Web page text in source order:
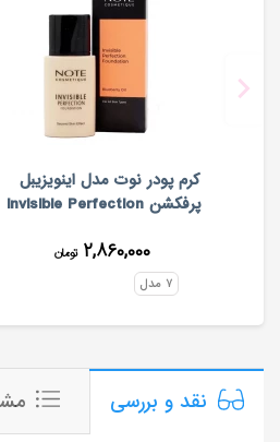
کرم پودر نوت مدل اینویزیبل
پرفکشن Invisible Perfection
۲,۸۶۰,۰۰۰ تومان
۷ مدل
نقد و بررسی